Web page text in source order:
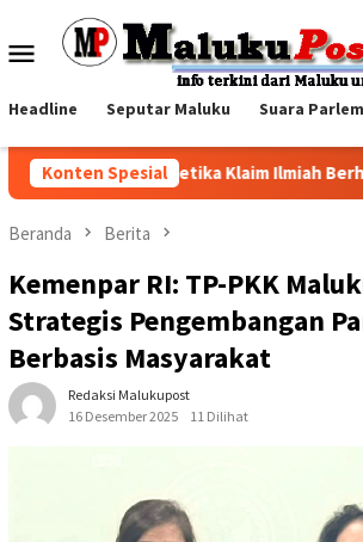
konten
Menu
Headline Seputar Maluku Suara
Konten Spesial
Romang: Ketika Klaim Ilmiah
Beranda Berita
Kemenpar RI: TP-PKK
Strategis Pengembangan
Berbasis Masyarakat
Redaksi Malukupost
16 Desember 2025
11 Dilihat